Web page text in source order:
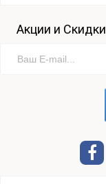
Акции и Скидки